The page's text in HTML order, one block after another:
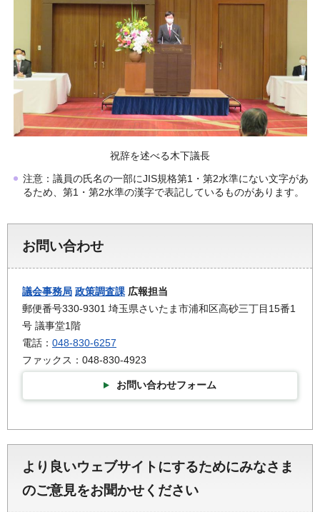
祝辞を述べる木下議長
注意：議員の氏名の一部にJIS規格第1・第2水準にない文字があ
るため、第1・第2水準の漢字で表記しているものがあります。
お問い合わせ
議会事務局 政策調査課 広報担当
郵便番号330-9301 埼玉県さいたま市浦和区高砂三丁目15番1
号 議事堂1階
電話： 048-830-6257
ファックス：048-830-4923
お問い合わせフォーム
より良いウェブサイトにするためにみなさま
のご意見をお聞かせください